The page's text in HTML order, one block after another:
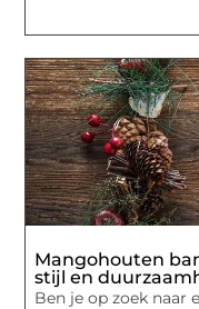
Mangohouten
stijl en
Ben je op zoek naar